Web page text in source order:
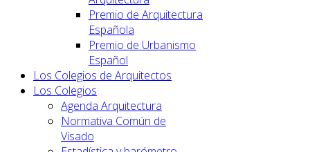
Premio de Arquitectura
Española
Premio de Urbanismo
Español
Los Colegios de Arquitectos
Los Colegios
Agenda Arquitectura
Normativa Común de
Visado